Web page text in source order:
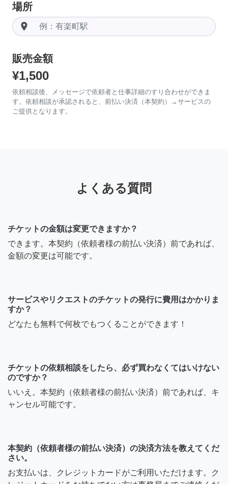
場所
room
販売金額
¥1,500
依頼相談後、メッセージで依頼者と仕事詳細のすり合わせができま
す。依頼相談が承認されると、前払い決済（本契約）→サービスの
ご提供となります。
よくある質問
チケットの金額は変更できますか？
できます。本契約（依頼者様の前払い決済）前であれば、
金額の変更は可能です。
サービスやリクエストのチケットの発行に費用はかかりま
すか？
どなたも無料で何枚でもつくることができます！
チケットの依頼相談をしたら、必ず買わなくてはいけない
のですか？
いいえ。本契約（依頼者様の前払い決済）前であれば、キ
ャンセル可能です。
本契約（依頼者様の前払い決済）の決済方法を教えてくだ
さい。
お支払いは、クレジットカードがご利用いただけます。ク